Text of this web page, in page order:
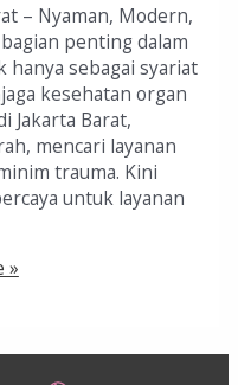
– Nyaman, Modern,
penting dalam
hanya sebagai syariat
kesehatan organ
Jakarta Barat,
mencari layanan
trauma. Kini
untuk layanan
»